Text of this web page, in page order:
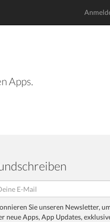
Apps.
Sie unseren Newsletter,
neue Apps, App Updates,